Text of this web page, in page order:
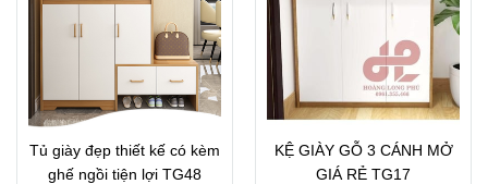
Tủ giày đẹp thiết kế có kèm
ghế ngồi tiện lợi TG48
KỆ GIÀY GỖ 3 CÁNH MỞ
GIÁ RẺ TG17